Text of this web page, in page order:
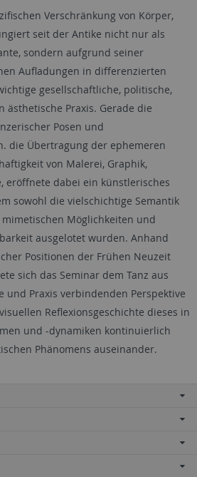
Verschränkung von Körper,
seit der Antike nicht nur als
sondern aufgrund seiner
Aufladungen in differenzierten
gesellschaftliche, politische,
ästhetische Praxis. Gerade die
Posen und
die Übertragung der ephemeren
von Malerei, Graphik,
eröffnete dabei ein künstlerisches
sowohl die vielschichtige Semantik
mimetischen Möglichkeiten und
ausgelotet wurden. Anhand
Positionen der Frühen Neuzeit
sich das Seminar dem Tanz aus
und Praxis verbindenden Perspektive
Reflexionsgeschichte dieses in
und -dynamiken kontinuierlich
Phänomens auseinander.